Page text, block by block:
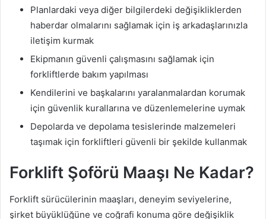
Planlardaki veya diğer bilgilerdeki değişikliklerden
haberdar olmalarını sağlamak için iş arkadaşlarınızla
iletişim kurmak
Ekipmanın güvenli çalışmasını sağlamak için
forkliftlerde bakım yapılması
Kendilerini ve başkalarını yaralanmalardan korumak
için güvenlik kurallarına ve düzenlemelerine uymak
Depolarda ve depolama tesislerinde malzemeleri
taşımak için forkliftleri güvenli bir şekilde kullanmak
Forklift Şoförü Maaşı Ne Kadar?
Forklift sürücülerinin maaşları, deneyim seviyelerine,
şirket büyüklüğüne ve coğrafi konuma göre değişiklik